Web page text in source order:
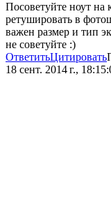
Посоветуйте ноут
ретушировать в
важен размер и тип
не советуйте :)
ОтветитьЦитировать
18 сент. 2014 г.,